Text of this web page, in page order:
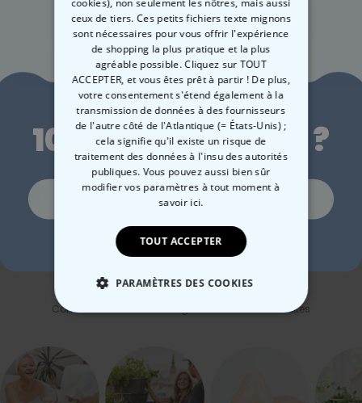
compagnieet d’écrire un petit texte en dessous (par exemple le
nom de votre animal). Et si vous avez plusieurs animaux, vous
devriez peut-être les inclure. Ne les rendez pas jaloux.
imprimé)
Fabrication issue du commerce équitable & production durable
Emballage respectueux de l’environnement
Imprimé en Autriche
Différences de dimensions possibles d’environ +/-5 % par
rapport au tableau des tailles
Cravate personnalisée
24,99 €
Chaussettes
personnalisées visage
19,99 €
Catégorie concernée
Consultez nos autres catégories de cadeux insolites
Envie de
10 % de réduction ?
Oui, volontiers !
Non merci, je n'aime pas les réductions
ceux de tiers. Ces petits fichiers texte mignons
sont nécessaires pour vous offrir l'expérience
de shopping la plus pratique et la plus
agréable possible. Cliquez sur TOUT
ACCEPTER, et vous êtes prêt à partir ! De plus,
votre consentement s'étend également à la
transmission de données à des fournisseurs
de l'autre côté de l'Atlantique (= États-Unis) ;
cela signifie qu'il existe un risque de
traitement des données à l'insu des autorités
publiques. Vous pouvez aussi bien sûr
modifier vos paramètres à tout momentà
savoir ici.
TOUT ACCEPTER
PARAMÈTRES DES COOKIES
STRICTEMENT NÉCESSAIRE
PERFORMANCE
COMMERCIALISATION